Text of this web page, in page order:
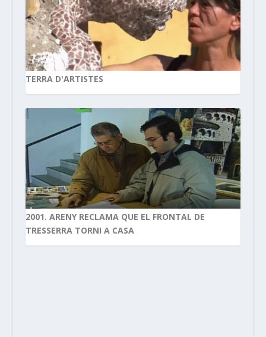
TERRA D'ARTISTES
2001. ARENY RECLAMA QUE EL FRONTAL DE
TRESSERRA TORNI A CASA